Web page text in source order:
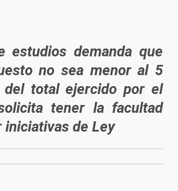
estudios demanda que
no sea menor al 5
total ejercido por el
tener la facultad
iniciativas de Ley